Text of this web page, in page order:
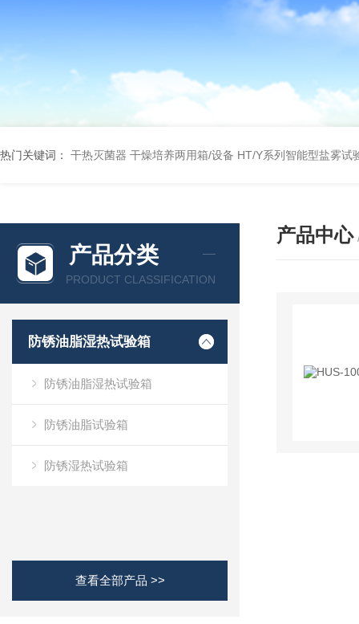
热门关键词： 干热灭菌器 干燥培养两用箱/设备 HT/Y系列智能型盐雾试
产品分类
PRODUCT CLASSIFICATION
防锈油脂湿热试验箱
防锈油脂湿热试验箱
防锈油脂试验箱
防锈湿热试验箱
查看全部产品 >>
产品中心